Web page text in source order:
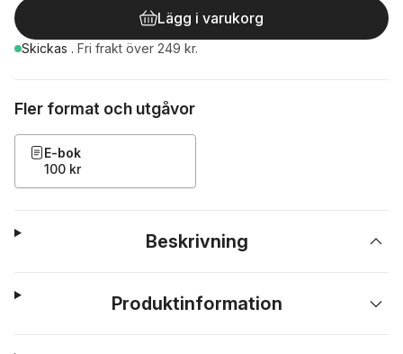
Lägg i varukorg
Skickas . Fri frakt över 249 kr.
Fler format och utgåvor
E-bok
100 kr
Beskrivning
Produktinformation